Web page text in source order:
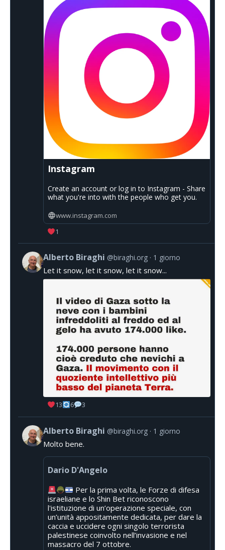
Instagram
Create an account or log in to Instagram - Share
what you're into with the people who get you.
www.instagram.com
1
Alberto Biraghi @biraghi.org 1 giorno
Let it snow, let it snow, let it snow...
13 6 3
Alberto Biraghi @biraghi.org 1 giorno
Molto bene.
Dario D'Angelo
Per la prima volta, le Forze di difesa
israeliane e lo Shin Bet riconoscono
l'istituzione di un’operazione speciale, con
un’unità appositamente dedicata, per dare la
caccia e uccidere ogni singolo terrorista
palestinese coinvolto nell’invasione e nel
massacro del 7 ottobre.